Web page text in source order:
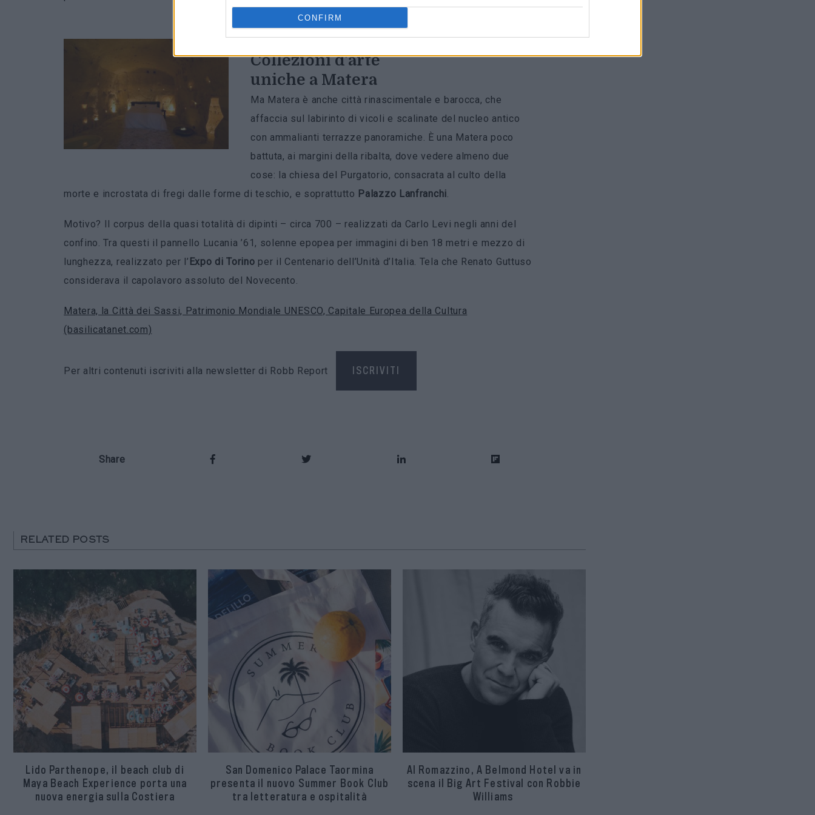
CONFIRM
Collezioni d’arte
uniche a Matera
Ma Matera è anche città rinascimentale e barocca, che
affaccia sul labirinto di vicoli e scalinate del nucleo antico
con ammalianti terrazze panoramiche. È una Matera poco
battuta, ai margini della ribalta, dove vedere almeno due
cose: la chiesa del Purgatorio, consacrata al culto della
morte e incrostata di fregi dalle forme di teschio, e soprattutto Palazzo Lanfranchi.
Motivo? Il corpus della quasi totalità di dipinti – circa 700 – realizzati da Carlo Levi negli anni del
confino. Tra questi il pannello Lucania ’61, solenne epopea per immagini di ben 18 metri e mezzo di
lunghezza, realizzato per l’ Expo di Torino per il Centenario dell’Unità d’Italia. Tela che Renato Guttuso
considerava il capolavoro assoluto del Novecento.
Matera, la Città dei Sassi, Patrimonio Mondiale UNESCO, Capitale Europea della Cultura
(basilicatanet.com)
Per altri contenuti iscriviti alla newsletter di Robb Report ISCRIVITI
Share
RELATED POSTS
Lido Parthenope, il beach club di
Maya Beach Experience porta una
nuova energia sulla Costiera
San Domenico Palace Taormina
presenta il nuovo Summer Book Club
tra letteratura e ospitalità
Al Romazzino, A Belmond Hotel va in
scena il Big Art Festival con Robbie
Williams